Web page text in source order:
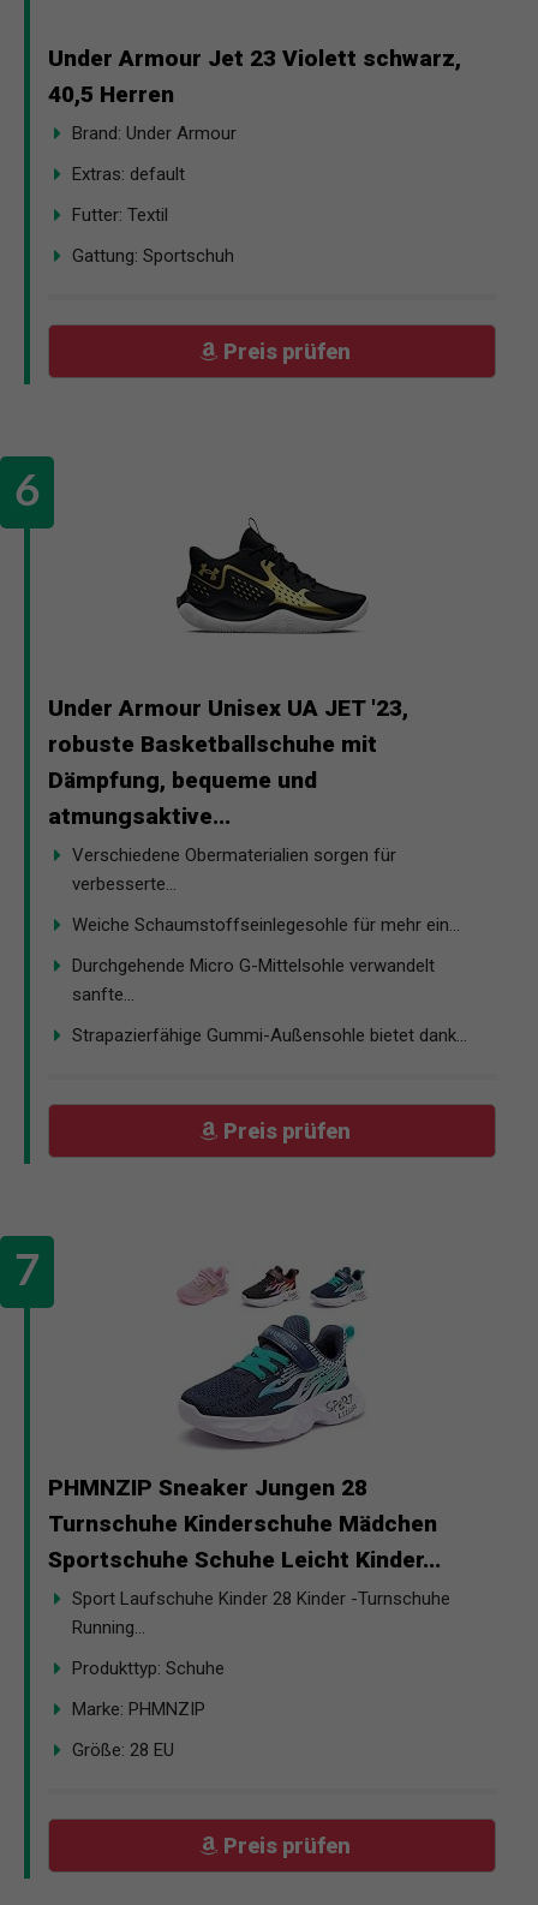
Under Armour Jet 23 Violett schwarz,
40,5 Herren
Brand: Under Armour
Extras: default
Futter: Textil
Gattung: Sportschuh
Preis prüfen
Under Armour Unisex UA JET '23,
robuste Basketballschuhe mit
Dämpfung, bequeme und
atmungsaktive...
Verschiedene Obermaterialien sorgen für
verbesserte...
Weiche Schaumstoffseinlegesohle für mehr ein...
Durchgehende Micro G-Mittelsohle verwandelt
sanfte...
Strapazierfähige Gummi-Außensohle bietet dank...
Preis prüfen
PHMNZIP Sneaker Jungen 28
Turnschuhe Kinderschuhe Mädchen
Sportschuhe Schuhe Leicht Kinder...
Sport Laufschuhe Kinder 28 Kinder -Turnschuhe
Running...
Produkttyp: Schuhe
Marke: PHMNZIP
Größe: 28 EU
Preis prüfen